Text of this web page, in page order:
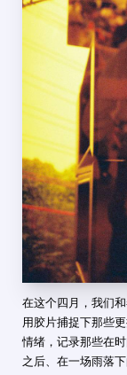
在这个四月，我们
用胶片捕捉下那些
情绪，记录那些在
之后、在一场雨落下